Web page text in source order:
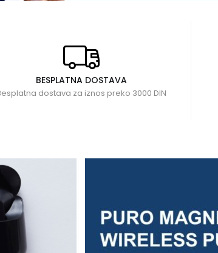
BESPLATNA DOSTAVA
dostava za iznos preko 3000 DIN